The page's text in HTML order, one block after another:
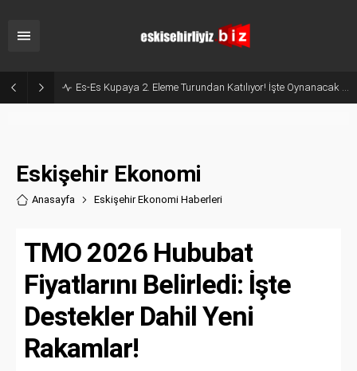
Milyonluk İhale, Sadece 30 Günlük Hizmet: Kentpark Yapay Plajı Açıldı!
Eskişehir Ekonomi
Anasayfa Eskişehir Ekonomi Haberleri
TMO 2026 Hububat
Fiyatlarını Belirledi: İşte
Destekler Dahil Yeni
Rakamlar!